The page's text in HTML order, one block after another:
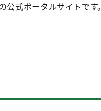
式ポータルサイトです。